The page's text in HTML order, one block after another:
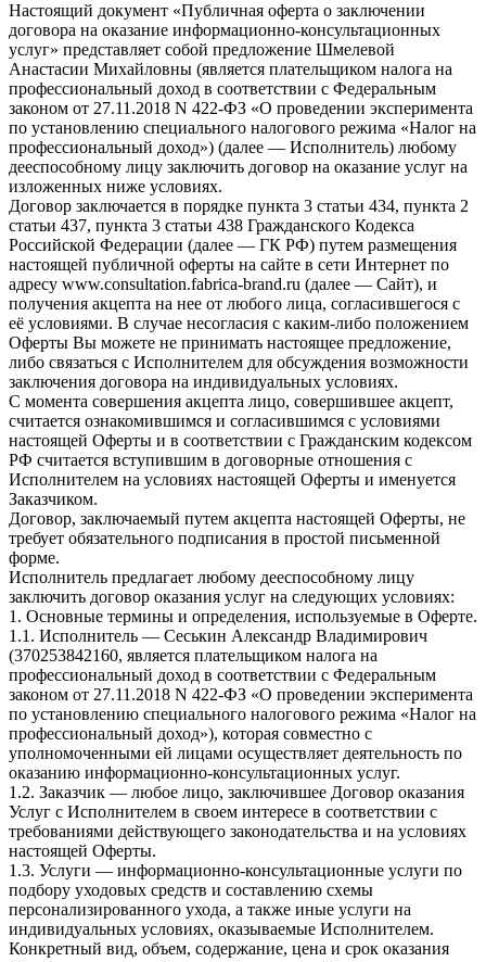
Настоящий документ «Публичная оферта о заключении
договора на оказание информационно-консультационных
услуг» представляет собой предложение Шмелевой
Анастасии Михайловны (является плательщиком налога на
профессиональный доход в соответствии с Федеральным
законом от 27.11.2018 N 422-ФЗ «О проведении эксперимента
по установлению специального налогового режима «Налог на
профессиональный доход») (далее — Исполнитель) любому
дееспособному лицу заключить договор на оказание услуг на
изложенных ниже условиях.
Договор заключается в порядке пункта 3 статьи 434, пункта 2
статьи 437, пункта 3 статьи 438 Гражданского Кодекса
Российской Федерации (далее — ГК РФ) путем размещения
настоящей публичной оферты на сайте в сети Интернет по
адресу www.consultation.fabrica-brand.ru (далее — Сайт), и
получения акцепта на нее от любого лица, согласившегося с
её условиями. В случае несогласия с каким-либо положением
Оферты Вы можете не принимать настоящее предложение,
либо связаться с Исполнителем для обсуждения возможности
заключения договора на индивидуальных условиях.
С момента совершения акцепта лицо, совершившее акцепт,
считается ознакомившимся и согласившимся с условиями
настоящей Оферты и в соответствии с Гражданским кодексом
РФ считается вступившим в договорные отношения с
Исполнителем на условиях настоящей Оферты и именуется
Заказчиком.
Договор, заключаемый путем акцепта настоящей Оферты, не
требует обязательного подписания в простой письменной
форме.
Исполнитель предлагает любому дееспособному лицу
заключить договор оказания услуг на следующих условиях:
1. Основные термины и определения, используемые в Оферте.
1.1. Исполнитель — Сеськин Александр Владимирович
(370253842160, является плательщиком налога на
профессиональный доход в соответствии с Федеральным
законом от 27.11.2018 N 422-ФЗ «О проведении эксперимента
по установлению специального налогового режима «Налог на
профессиональный доход»), которая совместно с
уполномоченными ей лицами осуществляет деятельность по
оказанию информационно-консультационных услуг.
1.2. Заказчик — любое лицо, заключившее Договор оказания
Услуг с Исполнителем в своем интересе в соответствии с
требованиями действующего законодательства и на условиях
настоящей Оферты.
1.3. Услуги — информационно-консультационные услуги по
подбору уходовых средств и составлению схемы
персонализированного ухода, а также иные услуги на
индивидуальных условиях, оказываемые Исполнителем.
Конкретный вид, объем, содержание, цена и срок оказания